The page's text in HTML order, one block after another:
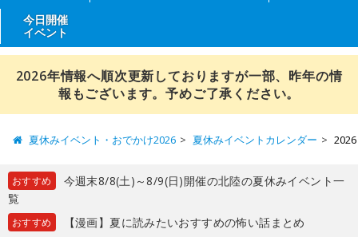
今日開催
イベント
2026年情報へ順次更新しておりますが一部、昨年の情
報もございます。予めご了承ください。
夏休みイベント・おでかけ2026 夏休みイベントカレンダー
おすすめ
今週末8/8(土)～8/9(日)開催の北陸の夏休みイベント一
覧
おすすめ 【漫画】夏に読みたいおすすめの怖い話まとめ